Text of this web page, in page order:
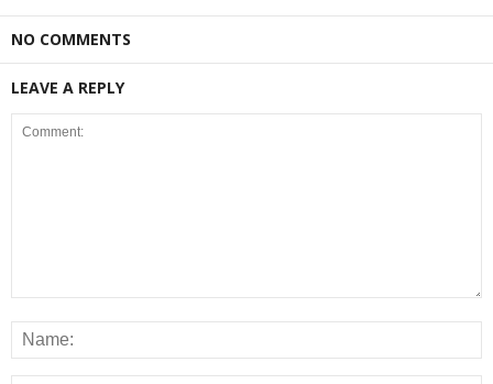
NO COMMENTS
LEAVE A REPLY